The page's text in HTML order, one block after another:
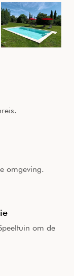
omgeving.
om de